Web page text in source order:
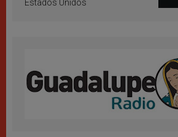
Estados Unidos